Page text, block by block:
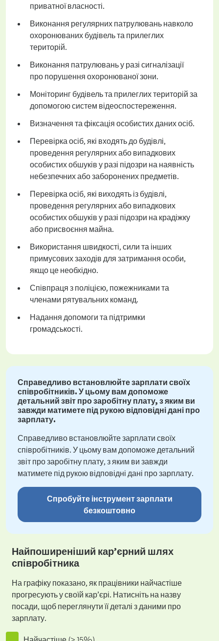
приватної власності.
Виконання регулярних патрулювань навколо
охоронюваних будівель та прилеглих
територій.
Виконання патрулювань у разі сигналізації
про порушення охоронюваної зони.
Моніторинг будівель та прилеглих територій за
допомогою систем відеоспостереження.
Визначення та фіксація особистих даних осіб.
Перевірка осіб, які входять до будівлі,
проведення регулярних або випадкових
особистих обшуків у разі підозри на наявність
небезпечних або заборонених предметів.
Перевірка осіб, які виходять із будівлі,
проведення регулярних або випадкових
особистих обшуків у разі підозри на крадіжку
або присвоєння майна.
Використання швидкості, сили та інших
примусових заходів для затримання особи,
якщо це необхідно.
Співпраця з поліцією, пожежниками та
членами рятувальних команд.
Надання допомоги та підтримки
громадськості.
Справедливо встановлюйте зарплати своїх
співробітників. У цьому вам допоможе
детальний звіт про заробітну плату, з яким ви
завжди матимете під рукою відповідні дані про
зарплату.
Справедливо встановлюйте зарплати своїх
співробітників. У цьому вам допоможе детальний
звіт про заробітну плату, з яким ви завжди
матимете під рукою відповідні дані про зарплату.
Спробуйте інструмент зарплати
безкоштовно
Найпоширеніший кар’єрний шлях
співробітника
На графіку показано, як працівники найчастіше
прогресують у своїй кар’єрі. Натисніть на назву
посади, щоб переглянути її деталі з даними про
зарплату.